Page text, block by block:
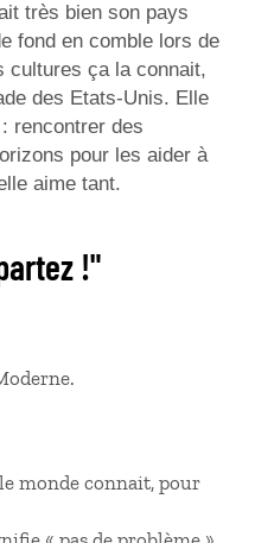
très bien son pays
fond en comble lors de
cultures ça la connait,
des Etats-Unis. Elle
: rencontrer des
pour les aider à
aime tant.
!"
monde connait, pour